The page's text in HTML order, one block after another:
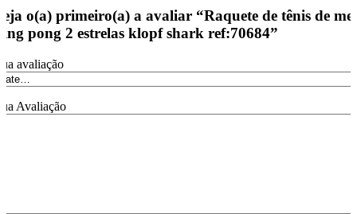
o(a) primeiro(a) a avaliar “Raquete de tênis de
pong 2 estrelas klopf shark ref:70684”
avaliação
Avaliação